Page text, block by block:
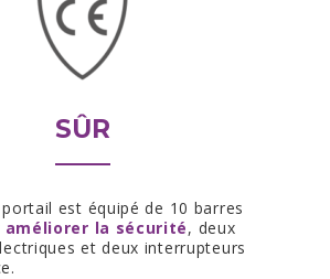
SÛR
est équipé de 10 barres
améliorer la sécurité, deux
et deux interrupteurs